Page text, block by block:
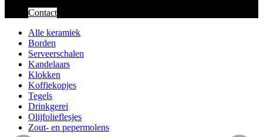
Contact
Alle keramiek
Borden
Serveerschalen
Kandelaars
Klokken
Koffiekopjes
Tegels
Drinkgerei
Olijfolieflesjes
Zout- en pepermolens